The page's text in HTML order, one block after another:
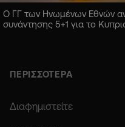
Ο ΓΓ των Ηνωμένων Εθνών
συνάντησης 5+1 για το
ΠΕΡΙΣΣΟΤΕΡΑ
Διαφημιστείτε